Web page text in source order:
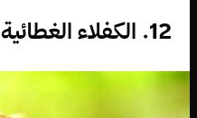
12. الكفلاء الغطائية